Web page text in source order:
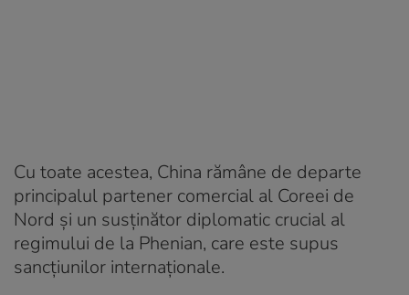
Cu toate acestea, China rămâne de departe
principalul partener comercial al Coreei de
Nord și un susținător diplomatic crucial al
regimului de la Phenian, care este supus
sancțiunilor internaționale.